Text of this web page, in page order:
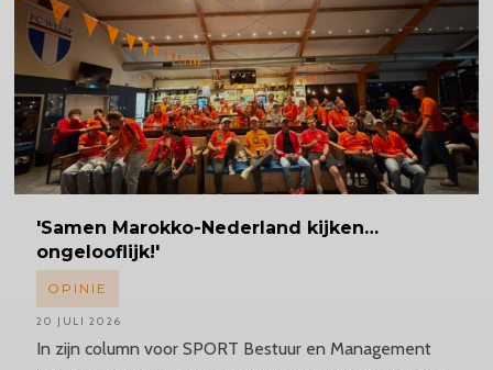
'Samen Marokko-Nederland kijken…
ongelooflijk!'
In zijn column voor SPORT Bestuur en Management
OPINIE
20 JULI 2026